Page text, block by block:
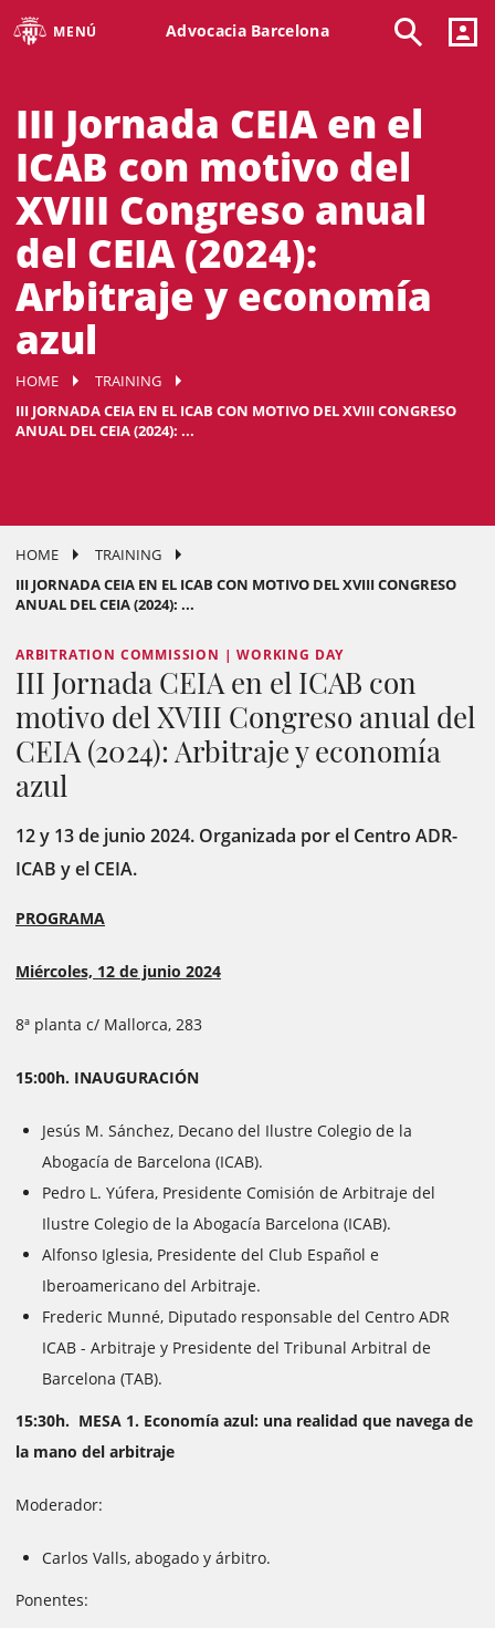
MENÚ Advocacia Barcelona
III Jornada CEIA en el
ICAB con motivo del
XVIII Congreso anual
del CEIA (2024):
Arbitraje y economía
azul
HOME
TRAINING
III JORNADA CEIA EN EL ICAB CON MOTIVO DEL XVIII CONGRESO
ANUAL DEL CEIA (2024): ...
HOME
TRAINING
III JORNADA CEIA EN EL ICAB CON MOTIVO DEL XVIII CONGRESO
ANUAL DEL CEIA (2024): ...
ARBITRATION COMMISSION | WORKING DAY
III Jornada CEIA en el ICAB con
motivo del XVIII Congreso anual del
CEIA (2024): Arbitraje y economía
azul
12 y 13 de junio 2024. Organizada por el Centro ADR-
ICAB y el CEIA.
PROGRAMA
Miércoles, 12 de junio 2024
8ª planta c/ Mallorca, 283
15:00h. INAUGURACIÓN
Jesús M. Sánchez, Decano del Ilustre Colegio de la
Abogacía de Barcelona (ICAB).
Pedro L. Yúfera, Presidente Comisión de Arbitraje del
Ilustre Colegio de la Abogacía Barcelona (ICAB).
Alfonso Iglesia, Presidente del Club Español e
Iberoamericano del Arbitraje.
Frederic Munné, Diputado responsable del Centro ADR
ICAB - Arbitraje y Presidente del Tribunal Arbitral de
Barcelona (TAB).
15:30h. MESA 1. Economía azul: una realidad que navega de
la mano del arbitraje
Moderador:
Carlos Valls, abogado y árbitro.
Ponentes: